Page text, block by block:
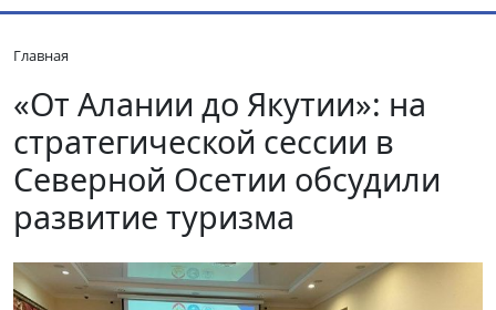
Главная
«От Алании до Якутии»: на
стратегической сессии в
Северной Осетии обсудили
развитие туризма